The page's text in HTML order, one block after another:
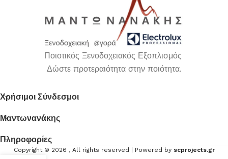
Ποιοτικός Ξενοδοχειακός Εξοπλισμός
Δώστε προτεραιότητα στην ποιότητα.
Χρήσιμοι Σύνδεσμοι
Μαντωνανάκης
Πληροφορίες
Copyright © 2026 , All rights reserved | Powered by scprojects.gr